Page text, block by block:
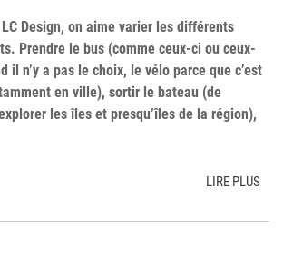
Design, on aime varier les différents
Prendre le bus (comme ceux-ci ou ceux-
il n’y a pas le choix, le vélo parce que c’est
en ville), sortir le bateau (de
les îles et presqu’îles de la région),
LIRE PLUS